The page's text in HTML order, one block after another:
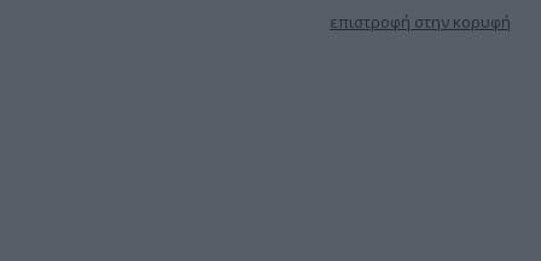
επιστροφή στην κορυφή